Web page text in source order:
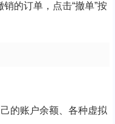
的订单，点击“撤单”按
的账户余额、各种虚拟